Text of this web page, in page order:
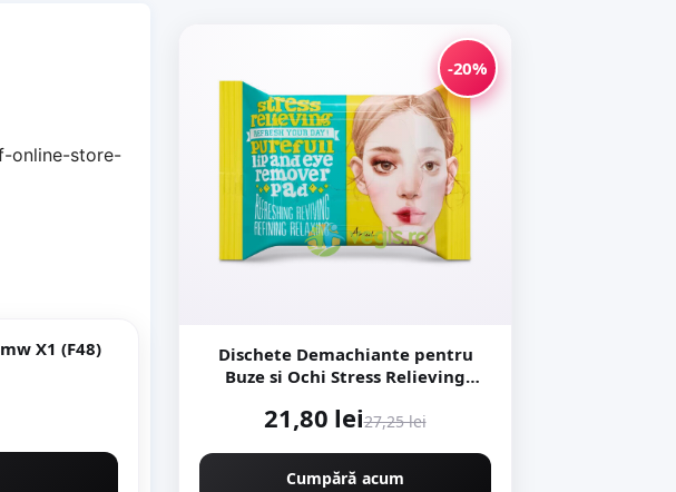
X1 (F48)
-20%
Dischete Demachiante pentru
Buze si Ochi Stress Relieving
21,80 lei27,25 lei
Cumpără acum